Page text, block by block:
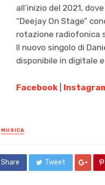
all’inizio del 2021,
“Deejay On Stage”
rotazione radiofonica
Il nuovo singolo di
disponibile in digitale
Facebook
Posted
in
MUSICA
Share Tweet